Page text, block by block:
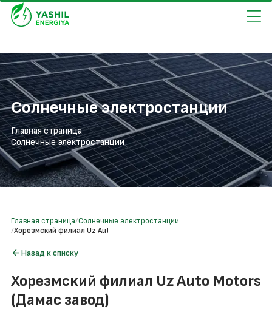
Солнечные электростанции
Главная страница
Солнечные электростанции
Главная страница Солнечные электростанции
Хорезмский филиал Uz Auto Motors (Дамас завод)
Назад к списку
Хорезмский филиал Uz Auto Motors
(Дамас завод)